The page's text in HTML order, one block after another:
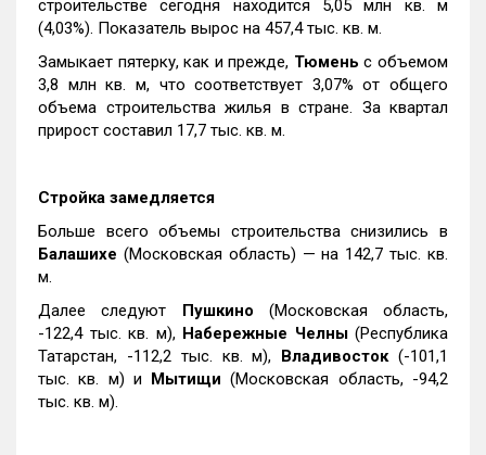
строительстве сегодня находится 5,05 млн кв. м
(4,03%). Показатель вырос на 457,4 тыс. кв. м.
Замыкает пятерку, как и прежде, Тюмень с объемом
3,8 млн кв. м, что соответствует 3,07% от общего
объема строительства жилья в стране. За квартал
прирост составил 17,7 тыс. кв. м.
Стройка замедляется
Больше всего объемы строительства снизились в
Балашихе (Московская область) — на 142,7 тыс. кв.
м.
Далее следуют Пушкино (Московская область,
-122,4 тыс. кв. м), Набережные Челны(Республика
Татарстан, -112,2 тыс. кв. м), Владивосток(-101,1
тыс. кв. м) и Мытищи (Московская область, -94,2
тыс. кв. м).